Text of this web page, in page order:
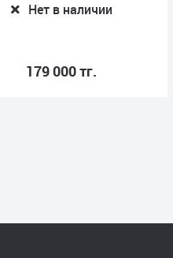
Нет в наличии
179 000 тг.